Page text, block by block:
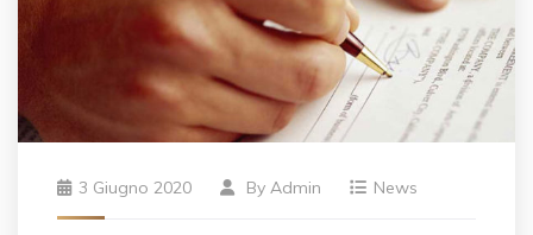
3 Giugno 2020 By Admin News